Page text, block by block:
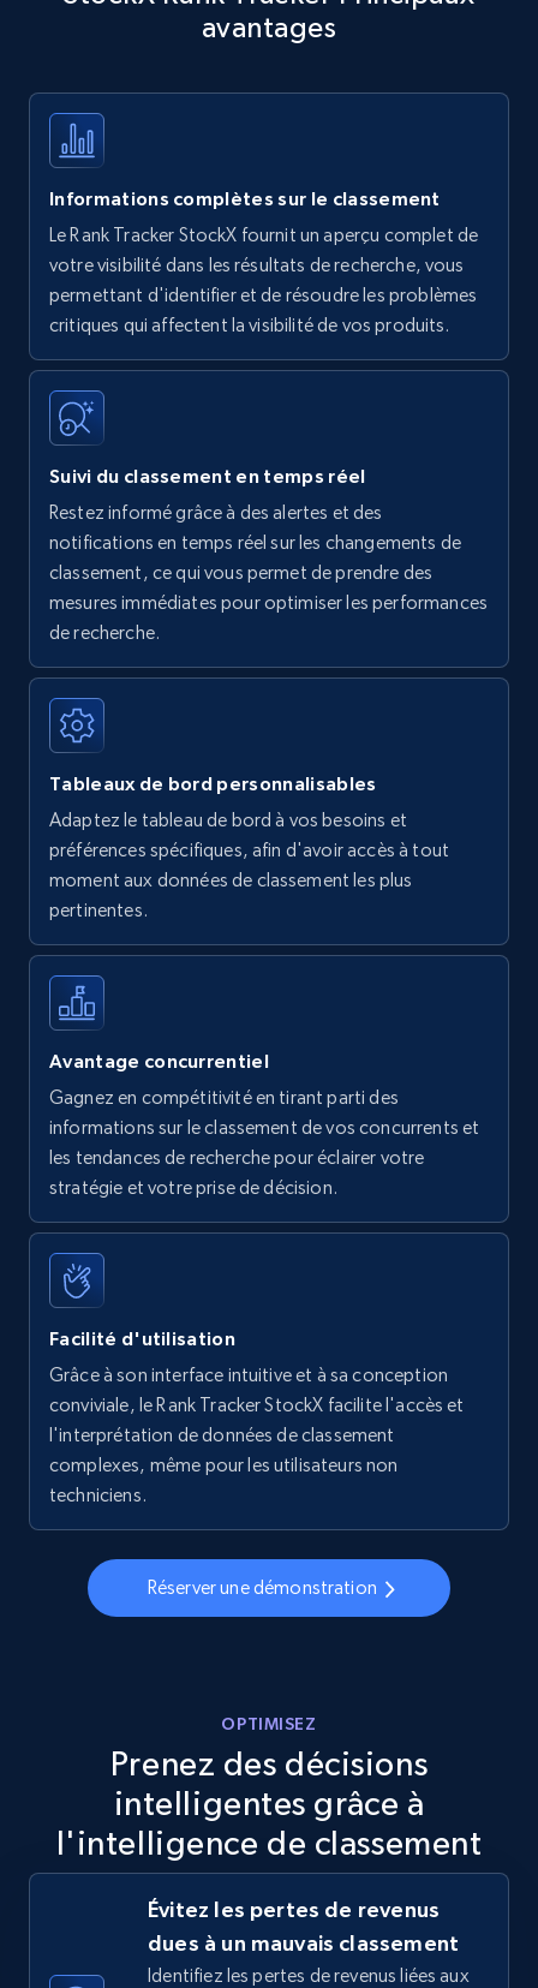
Title, Seller name, Brand, Description, Initial
35.3K+
Amazon products - find products by using
upc numbers
Title, Seller name, Brand, Description, Initial
price, Currency, Availability, Reviews count, and
35.3K+
Amazon Reviews
URL, Product name, Product rating, Product
rating object, Product rating max, Rating,
7.4K+
Walmart - products
URL, Final price, Sku, Currency, Gtin,
Specifications, Image urls, Top reviews, and
Walmart - products - Find new products by
using specific category URL
URL, Final price, Sku, Currency, Gtin,
Specifications, Image urls, Top reviews, and
more.
5.6K+
Walmart - products - Collects products by
specific keywords
URL, Final price, Sku, Currency, Gtin,
Specifications, Image urls, Top reviews, and
more.
5.6K+ 875+ Commencer
Walmart - products - Discover products by
using sku numbers
Specifications, Image urls, Top reviews, and
more.
875+ Commencer
avantages
Informations complètes sur le classement
Le Rank Tracker StockX fournit un aperçu complet de
votre visibilité dans les résultats de recherche, vous
permettant d'identifier et de résoudre les problèmes
critiques qui affectent la visibilité de vos produits.
Suivi du classement en temps réel
Restez informé grâce à des alertes et des
notifications en temps réel sur les changements de
classement, ce qui vous permet de prendre des
mesures immédiates pour optimiser les performances
de recherche.
Tableaux de bord personnalisables
Adaptez le tableau de bord à vos besoins et
préférences spécifiques, afin d'avoir accès à tout
moment aux données de classement les plus
pertinentes.
Avantage concurrentiel
Gagnez en compétitivité en tirant parti des
informations sur le classement de vos concurrents et
les tendances de recherche pour éclairer votre
stratégie et votre prise de décision.
Facilité d'utilisation
Grâce à son interface intuitive et à sa conception
conviviale, le Rank Tracker StockX facilite l'accès et
l'interprétation de données de classement
complexes, même pour les utilisateurs non
techniciens.
Réserver une démonstration
OPTIMISEZ
Prenez des décisions
intelligentes grâce à
l'intelligence de classement
Évitez les pertes de revenus
dues à un mauvais classement
Identifiez les pertes de revenus liées aux